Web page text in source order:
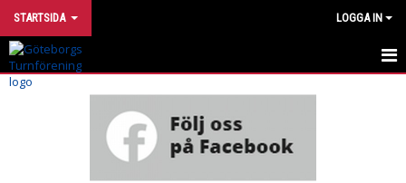
STARTSIDA LOGGA IN
INTRESSEANMÄLAN
UTVECKLINGSMODELL